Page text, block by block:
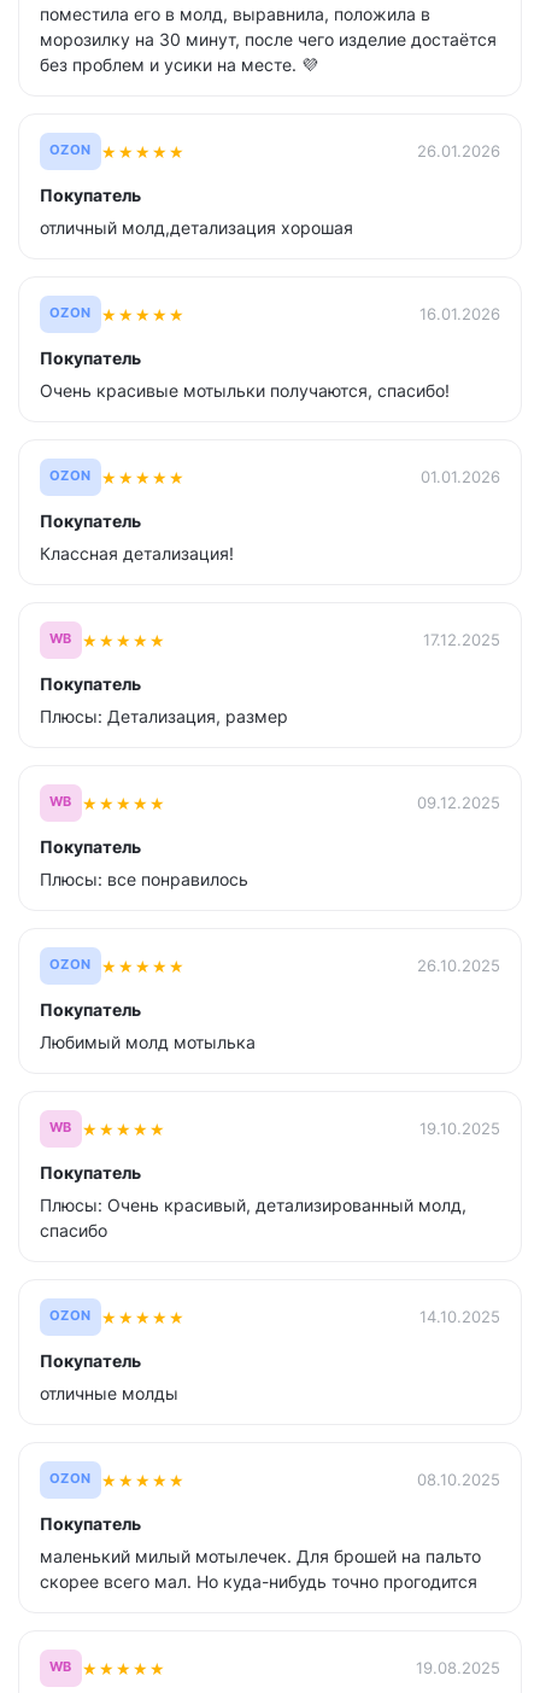
поместила его в молд, выравнила, положила в
морозилку на 30 минут, после чего изделие достаётся
без проблем и усики на месте. 💜
OZON ★★★★★ 26.01.2026
Покупатель
отличный молд,детализация хорошая
OZON ★★★★★ 16.01.2026
Покупатель
Очень красивые мотыльки получаются, спасибо!
OZON ★★★★★ 01.01.2026
Покупатель
Классная детализация!
WB ★★★★★ 17.12.2025
Покупатель
Плюсы: Детализация, размер
WB ★★★★★ 09.12.2025
Покупатель
Плюсы: все понравилось
OZON ★★★★★ 26.10.2025
Покупатель
Любимый молд мотылька
WB ★★★★★ 19.10.2025
Покупатель
Плюсы: Очень красивый, детализированный молд,
спасибо
OZON ★★★★★ 14.10.2025
Покупатель
отличные молды
OZON ★★★★★ 08.10.2025
Покупатель
маленький милый мотылечек. Для брошей на пальто
скорее всего мал. Но куда-нибудь точно прогодится
WB ★★★★★ 19.08.2025